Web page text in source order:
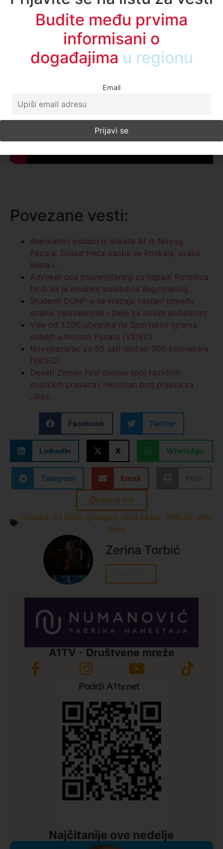
Povezane vesti:
Alarmantni podaci iz ankete A1 iz Novog
Pazara: Svaka treća osoba se kockala, svaka
šesta i…
Advokat oca osumnjičenog za napad: Porodica
tvrdi da je incident posledica dugotrajnog…
Studenti DUNP-a se vraćaju nastavi između
straha, neizvesnosti i želje za novim početkom
Više od 1.200 učesnika na Sportskim igrama
mladih u Novom Pazaru (VIDEO)
Novopazarac za 50 sati istrčao 300 kilometara
(VIDEO)
Deveti Zeman Fest donosi spoj različitih
muzičkih pravaca i rekordan broj prijava za
„Glas…
Facebook Twitter
LinkedIn X WhatsApp
Telegram Email
Kopiraj link
Oznake: A1 vesti, gradjani, novi pazar, SRBIJA, vest
dana
Zerina Torbić
Sve vesti
A1TV - Društvene mreže
Najčitanije ove nedelje
Budite među prvima
informisani o
događajima u regionu
Email